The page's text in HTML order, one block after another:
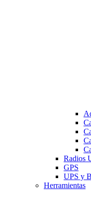
Radios
GPS
UPS y
Herramientas